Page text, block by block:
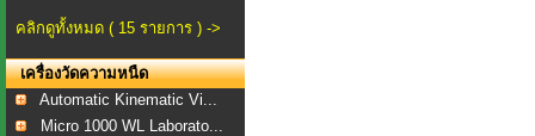
คลิกดูทั้งหมด ( 15 รายการ ) ->
เครื่องวัดความหนืด
Automatic Kinematic Vi...
Micro 1000 WL Laborato...